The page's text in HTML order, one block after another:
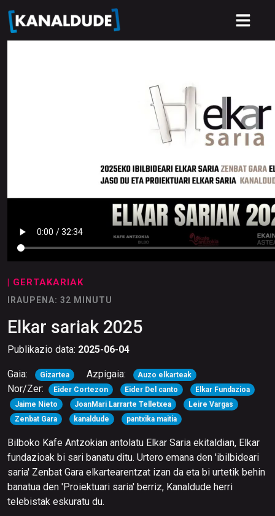
| GERTAKARIAK
IRAUPENA: 32 MINUTU
Elkar sariak 2025
Publikazio data: 2025-06-04
Gaia: Gizartea Azpigaia: Auzo elkarteak
Nor/Zer: Eider Cortezon Eider Del canto
Elkar Fundazioa
Jaime Nieto
JoanMari Larrarte Telletxea
Leire Vargas
Zenbat Gara
kanaldude pantxika maitia
Bilboko Kafe Antzokian antolatu Elkar Saria ekitaldian, Elkar
fundazioak bi sari banatu ditu. Urtero emana den 'ibilbideari
saria' Zenbat Gara elkartearentzat izan da eta bi urtetik behin
banatua den 'Proiektuari saria' berriz, Kanaldude herri
telebistak eskuratu du.